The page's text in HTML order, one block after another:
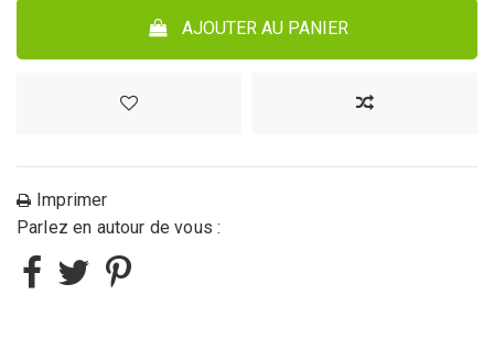
AJOUTER AU PANIER
Imprimer
Parlez en autour de vous :